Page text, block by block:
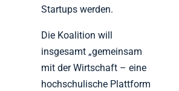
Startups werden.
Die Koalition will
insgesamt „gemeinsam
mit der Wirtschaft – eine
hochschulische Plattform